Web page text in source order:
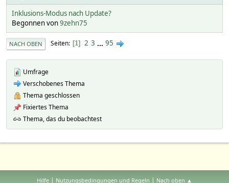
Inklusions-Modus nach Update?
Begonnen von9zehn75
NACH OBEN Seiten 1 2 3 ... 95
Umfrage
Verschobenes Thema
Thema geschlossen
Fixiertes Thema
Thema, das du beobachtest
Hilfe | Nutzungsbedingungen und Regeln | Nach oben ▲